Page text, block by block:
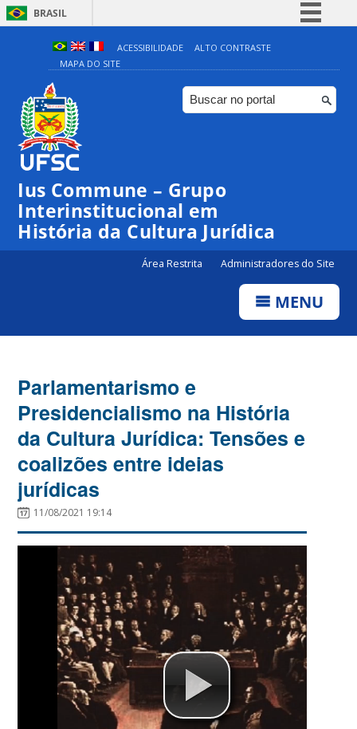
BRASIL
Simplifique!
Comunica BR
Participe
ACESSIBILIDADE
ALTO CONTRASTE
MAPA DO SITE
Ius Commune – Grupo
Interinstitucional em
História da Cultura Jurídica
Área Restrita Administradores do Site
MENU
Parlamentarismo e
Presidencialismo na História
da Cultura Jurídica: Tensões e
coalizões entre ideias
jurídicas
11/08/2021 19:14